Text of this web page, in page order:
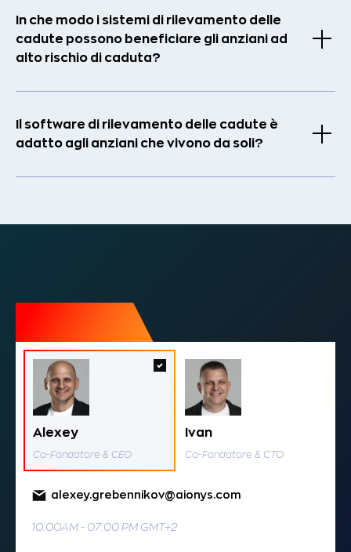
In che modo i sistemi di rilevamento delle
cadute possono beneficiare gli anziani ad
alto rischio di caduta?
Il software di rilevamento delle cadute è
adatto agli anziani che vivono da soli?
Alexey
Co-Fondatore & CEO
Ivan
Co-Fondatore & CTO
alexey.grebennikov@aionys.com
10:00AM - 07:00 PM GMT+2